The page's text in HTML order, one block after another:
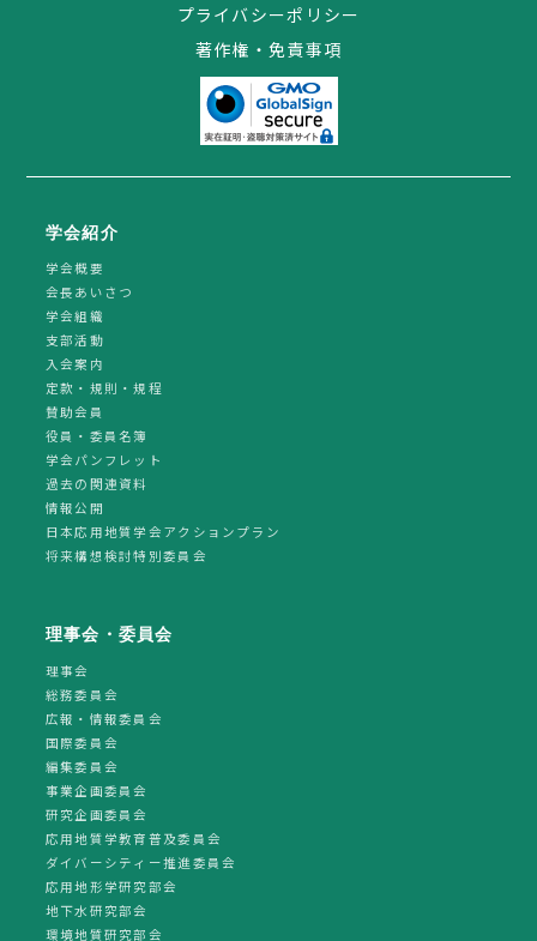
プライバシーポリシー
著作権・免責事項
学会紹介
学会概要
会長あいさつ
学会組織
支部活動
入会案内
定款・規則・規程
賛助会員
役員・委員名簿
学会パンフレット
過去の関連資料
情報公開
日本応用地質学会アクションプラン
将来構想検討特別委員会
理事会・委員会
理事会
総務委員会
広報・情報委員会
国際委員会
編集委員会
事業企画委員会
研究企画委員会
応用地質学教育普及委員会
ダイバーシティー推進委員会
応用地形学研究部会
地下水研究部会
環境地質研究部会